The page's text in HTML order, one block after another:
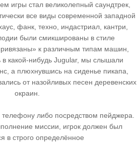
игры стал великолепный саундтрек,
все виды современной западной
фанк, техно, индастриал, кантри,
были смикшированы в стиле
к различным типам машин,
в какой-нибудь Jugular, мы слышали
а плюхнувшись на сиденье пикапа,
от назойливых песен деревенских
окраин.
либо посредством пейджера.
миссии, игрок должен был
в строго определённое